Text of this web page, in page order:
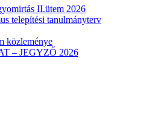
II.ütem 2026
telepítési tanulmányterv
közleménye
– JEGYZŐ 2026